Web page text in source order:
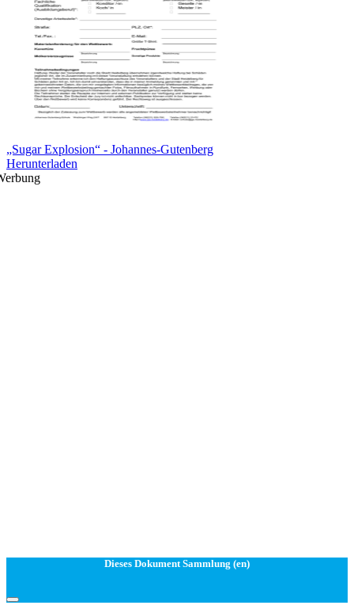
„Sugar Explosion“ - Johannes-Gutenberg
Herunterladen
Dieses Dokument Sammlung (en)